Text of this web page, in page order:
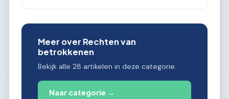
Meer over Rechten van
betrokkenen
Bekijk alle 28 artikelen in deze categorie.
Naar categorie →